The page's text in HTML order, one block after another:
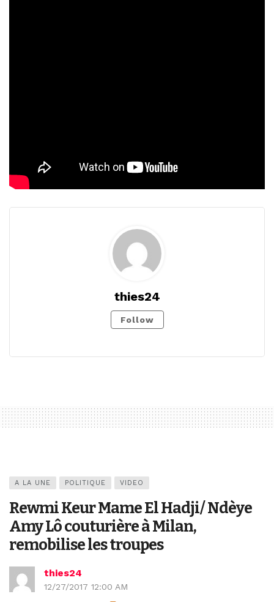
thies24
Follow
A LA UNE POLITIQUE VIDEO
Rewmi Keur Mame El Hadji/ Ndèye
Amy Lô couturière à Milan,
remobilise les troupes
thies24
12/27/2017 12:00 AM